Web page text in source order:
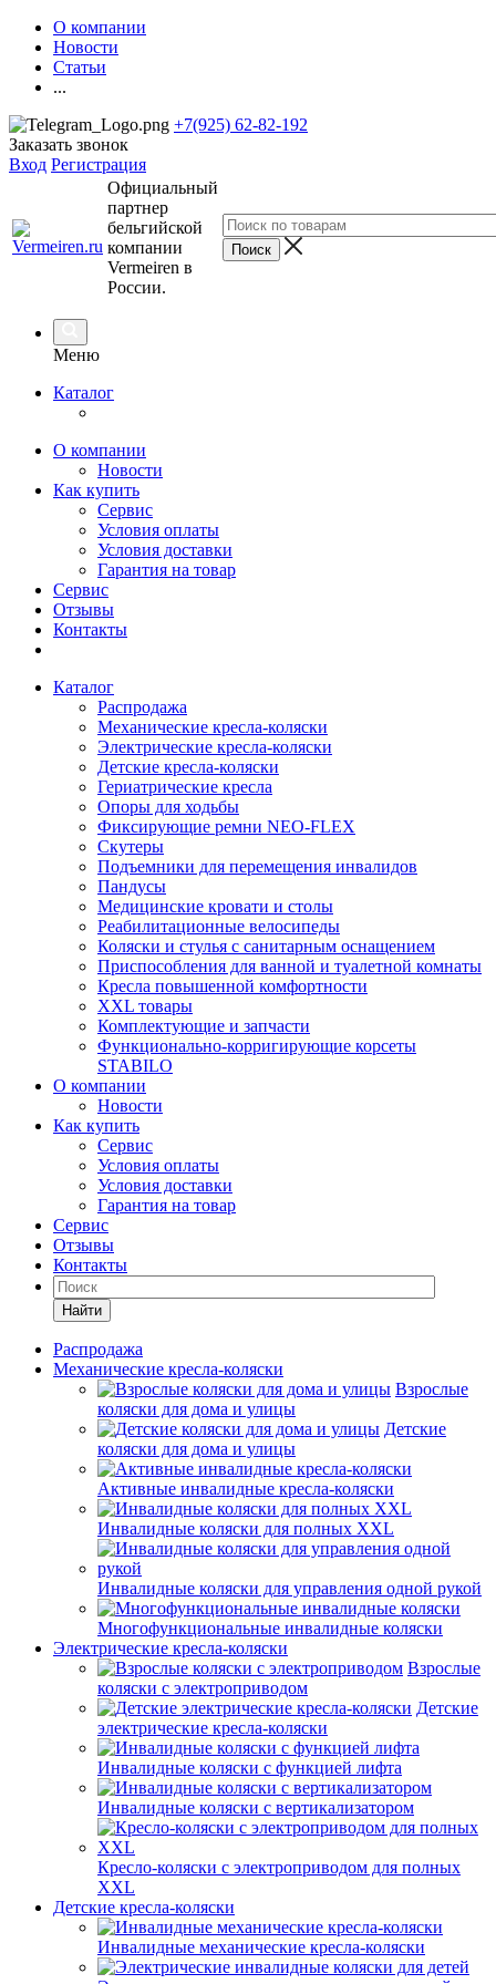
О компании
Новости
Статьи
...
+7(925) 62-82-192
Заказать звонок
Вход Регистрация
Официальный
партнер
бельгийской
компании
Vermeiren в
России.
Меню
Каталог
О компании
Новости
Как купить
Сервис
Условия оплаты
Условия доставки
Гарантия на товар
Сервис
Отзывы
Контакты
Каталог
Распродажа
Механические кресла-коляски
Электрические кресла-коляски
Детские кресла-коляски
Гериатрические кресла
Опоры для ходьбы
Фиксирующие ремни NEO-FLEX
Скутеры
Подъемники для перемещения инвалидов
Пандусы
Медицинские кровати и столы
Реабилитационные велосипеды
Коляски и стулья с санитарным оснащением
Приспособления для ванной и туалетной комнаты
Кресла повышенной комфортности
XXL товары
Комплектующие и запчасти
Функционально-корригирующие корсеты
STABILO
О компании
Новости
Как купить
Сервис
Условия оплаты
Условия доставки
Гарантия на товар
Сервис
Отзывы
Контакты
Найти
Распродажа
Механические кресла-коляски
Взрослые
коляски для дома и улицы
Детские
коляски для дома и улицы
Активные инвалидные кресла-коляски
Инвалидные коляски для полных XXL
Инвалидные коляски для управления одной рукой
Многофункциональные инвалидные коляски
Электрические кресла-коляски
Взрослые
коляски с электроприводом
Детские
электрические кресла-коляски
Инвалидные коляски с функцией лифта
Инвалидные коляски с вертикализатором
Кресло-коляски с электроприводом для полных
XXL
Детские кресла-коляски
Инвалидные механические кресла-коляски